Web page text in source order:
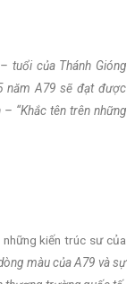
tuổi của Thánh Gióng
năm A79 sẽ đạt được
“Khắc tên trên những
kiến trúc sư của
màu của A79 và sự